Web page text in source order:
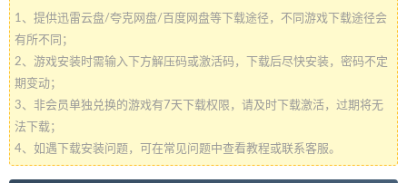
1、提供迅雷云盘/夸克网盘/百度网盘等下载途径，不同游戏下载途径会
有所不同；
2、游戏安装时需输入下方解压码或激活码，下载后尽快安装，密码不定
期变动；
3、非会员单独兑换的游戏有7天下载权限，请及时下载激活，过期将无
法下载；
4、如遇下载安装问题，可在常见问题中查看教程或联系客服。